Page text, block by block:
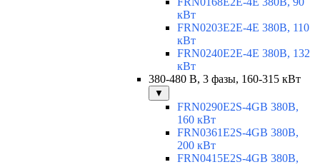
кВт
FRN0203E2E-4E 380В, 110
кВт
FRN0240E2E-4E 380В, 132
кВт
380-480 В, 3 фазы, 160-315 кВт
▼
FRN0290E2S-4GB 380В,
160 кВт
FRN0361E2S-4GB 380В,
200 кВт
FRN0415E2S-4GB 380В,